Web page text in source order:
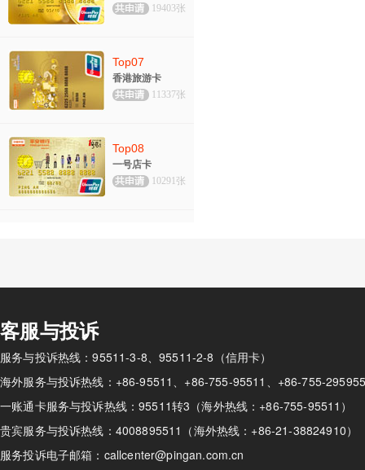
19403张
Top07
香港旅游卡
11337张
Top08
一号店卡
10291张
客服与投诉
服务与投诉热线：95511-3-8、95511-2-8（信用卡）
海外服务与投诉热线：+86-95511、+86-755-95511、+86-755-
一账通卡服务与投诉热线：95511转3（海外热线：+86-755-95511）
贵宾服务与投诉热线：4008895511（海外热线：+86-21-38824910）
服务投诉电子邮箱：callcenter@pingan.com.cn